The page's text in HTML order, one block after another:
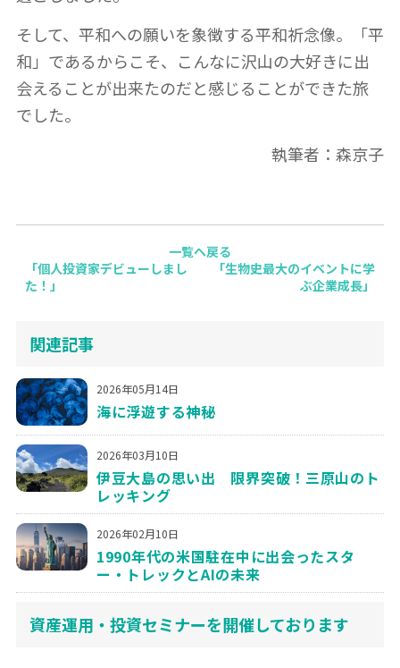
そして、平和への願いを象徴する平和祈念像。「平
和」であるからこそ、こんなに沢山の大好きに出
会えることが出来たのだと感じることができた旅
でした。
執筆者：森京子
「生物史最大のイベントに学
ぶ企業成長」
「個人投資家デビューしまし
た！」
一覧へ戻る
関連記事
2026年05月14日
海に浮遊する神秘
2026年03月10日
伊豆大島の思い出 限界突破！三原山のト
レッキング
2026年02月10日
1990年代の米国駐在中に出会ったスタ
ー・トレックとAIの未来
資産運用・投資セミナーを開催しております